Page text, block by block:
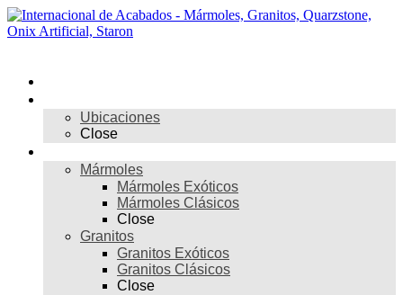
Skip
to
Ubicaciones
Close
Mármoles
Mármoles Exóticos
Mármoles Clásicos
Close
Granitos
Granitos Exóticos
Granitos Clásicos
Close